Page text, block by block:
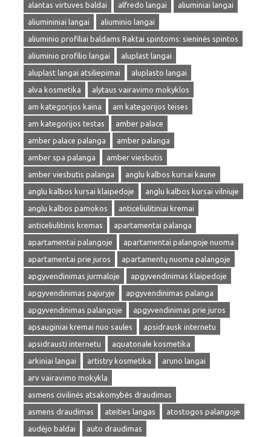
alantas virtuves baldai
alfredo langai
aliuminiai langai
aliumininiai langai
aliuminio langai
aliuminio profiliai baldams Raktai spintoms: sieninės spintos
aliuminio profilio langai
aluplast langai
aluplast langai atsiliepimai
aluplasto langai
alva kosmetika
alytaus vairavimo mokyklos
am kategorijos kaina
am kategorijos teises
am kategorijos testas
amber palace
amber palace palanga
amber palanga
amber spa palanga
amber viesbutis
amber viesbutis palanga
anglu kalbos kursai kaune
anglu kalbos kursai klaipedoje
anglu kalbos kursai vilniuje
anglu kalbos pamokos
anticeliulitiniai kremai
anticeliulitinis kremas
apartamentai palanga
apartamentai palangoje
apartamentai palangoje nuoma
apartamentai prie juros
apartamentų nuoma palangoje
apgyvendinimas jurmaloje
apgyvendinimas klaipedoje
apgyvendinimas pajuryje
apgyvendinimas palanga
apgyvendinimas palangoje
apgyvendinimas prie juros
apsauginiai kremai nuo saules
apsidrausk internetu
apsidrausti internetu
aquatonale kosmetika
arkiniai langai
artistry kosmetika
aruno langai
arv vairavimo mokykla
asmens civilinės atsakomybės draudimas
asmens draudimas
ateities langas
atostogos palangoje
audėjo baldai
auto draudimas